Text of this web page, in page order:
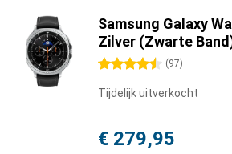
Samsung Galaxy
Zilver (Zwarte
4.5 sterren (97)
Tijdelijk uitverkocht
€ 279,95